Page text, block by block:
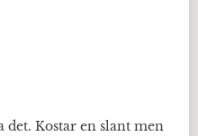
det. Kostar en slant men